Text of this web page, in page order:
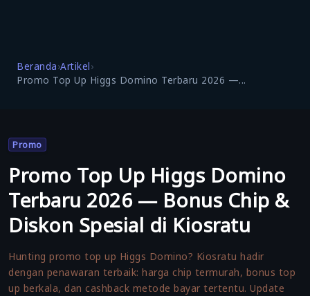
Beranda›Artikel›
Promo Top Up Higgs Domino Terbaru 2026 —...
Promo
Promo Top Up Higgs Domino
Terbaru 2026 — Bonus Chip &
Diskon Spesial di Kiosratu
Hunting promo top up Higgs Domino? Kiosratu hadir
dengan penawaran terbaik: harga chip termurah, bonus top
up berkala, dan cashback metode bayar tertentu. Update